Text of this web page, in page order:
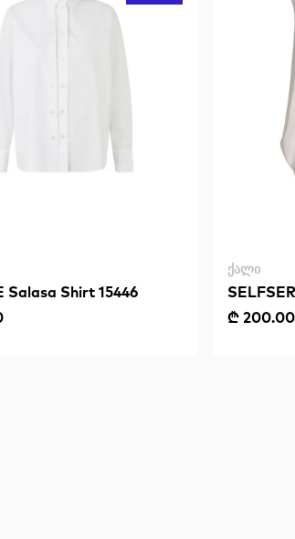
Salasa Shirt 15446
ᲥᲐᲚᲘ
₾ 200.00